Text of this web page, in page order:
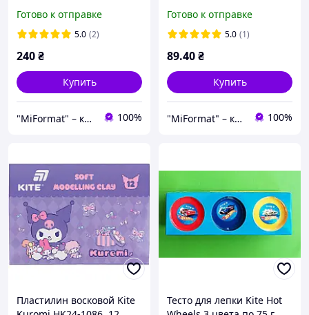
Пластилин для
творчества
Готово к отправке
5.0 (2)
240₴
Купить
"MiFormat" – канцелярия для офиса и школы, упаковочные материалы! 100%
лепки Мягкий пластилин
для детей
Готово к отправке
5.0 (1)
89.40₴
Купить
"MiFormat" – канцелярия для офиса и школы, упаковочные материалы! 100%
Пластилин восковой Kite Тесто для лепки Kite Hot